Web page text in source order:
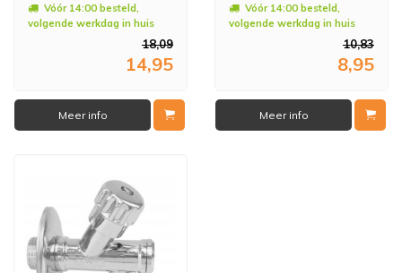
Vóór 14:00 besteld,
volgende werkdag in huis
18,09
14,95
Meer info
Vóór 14:00 besteld,
volgende werkdag in huis
10,83
8,95
Meer info